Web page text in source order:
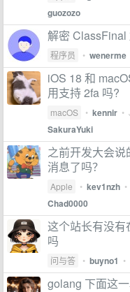
guozozo
解密 ClassFinal
程序员 • wenerme
iOS 18 和
用支持 2fa 吗?
macOS • kennir •
SakuraYuki
之前开发大会
消息了吗？
Apple • kev1nzh •
Chad0000
这个站长有没
吗
问与答 • buyno1 •
golang 下面这